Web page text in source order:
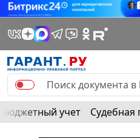
Бюджетный учет Судебная